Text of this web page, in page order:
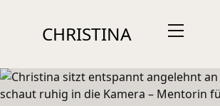
CHRISTINA